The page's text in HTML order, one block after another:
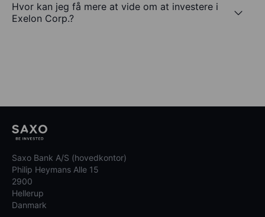
Hvor kan jeg få mere at vide om at investere i
Exelon Corp.?
Saxo Bank A/S (hovedkontor)
Philip Heymans Alle 15
2900
Hellerup
Danmark